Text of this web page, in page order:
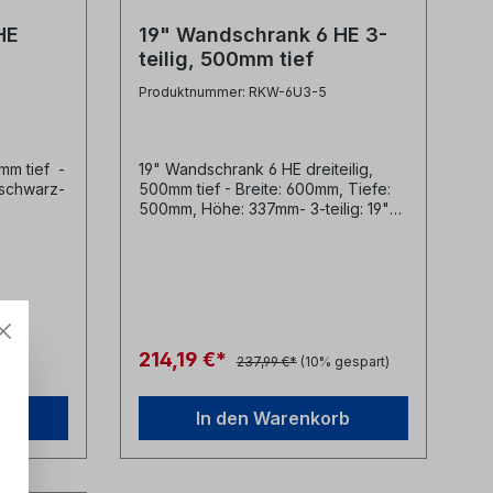
tief -
6 Stk.
19" Wandschrank 6 HE 3-
teilig, 500mm tief
Produktnummer: RKW-6U3-5
19" Wandschrank 6 HE dreiteilig,
500mm tief - Breite: 600mm, Tiefe:
500mm, Höhe: 337mm- 3-teilig: 19"
Blindabdeckung)- zwei
tiefenverstellbare Tragwinkel vorn-
umfangreiches Zubehör erhältlich
Restposten: noch 3 Stk. verfügbar
214,19 €* 237,99 €* (10% gespart)
In den Warenkorb